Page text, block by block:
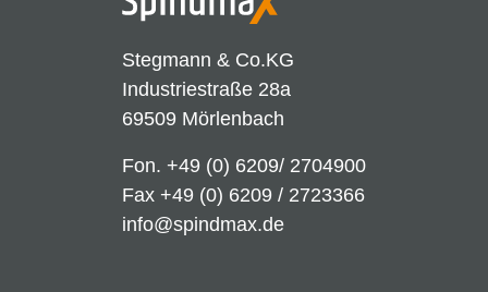
Stegmann & Co.KG
Industriestraße 28a
69509 Mörlenbach
Fon. +49 (0) 6209/ 2704900
Fax +49 (0) 6209 / 2723366
info@spindmax.de